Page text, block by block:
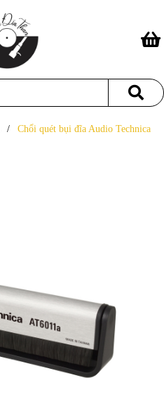
/
Chổi quét bụi đĩa Audio Technica